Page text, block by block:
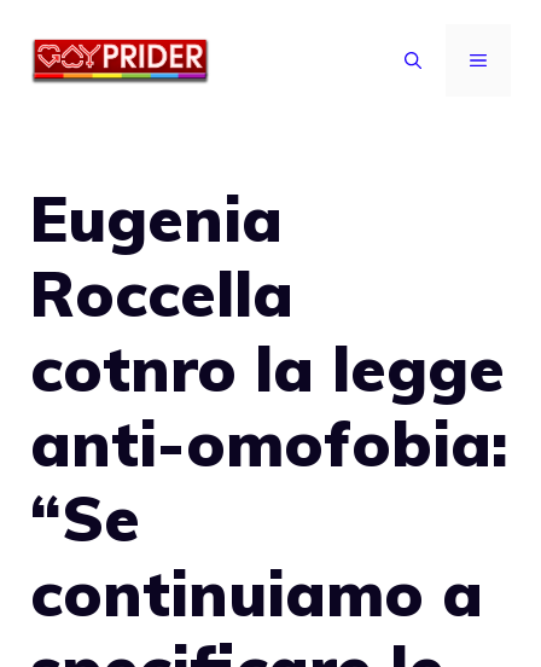
MENU
Eugenia
Roccella
cotnro la legge
anti-omofobia:
“Se
continuiamo a